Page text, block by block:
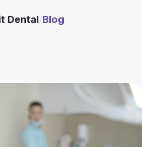
Dental/Blog